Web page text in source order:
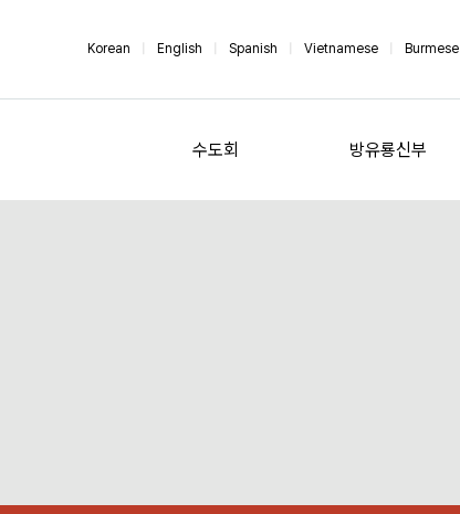
Korean English Spanish Vietnamese Burmese
수도회 방유룡신부